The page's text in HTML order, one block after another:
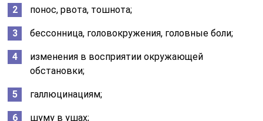
понос, рвота, тошнота;
бессонница, головокружения, головные боли;
изменения в восприятии окружающей
обстановки;
галлюцинациям;
шуму в ушах;